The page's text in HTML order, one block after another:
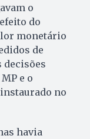
o
do
monetário
de
decisões
e o
no
havia